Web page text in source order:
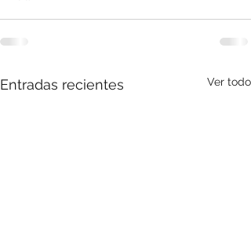
Entradas recientes Ver todo